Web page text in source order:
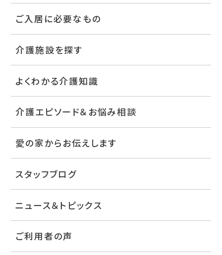
ご入居に必要なもの
介護施設を探す
よくわかる介護知識
介護エピソード＆お悩み相談
愛の家からお伝えします
スタッフブログ
ニュース＆トピックス
ご利用者の声